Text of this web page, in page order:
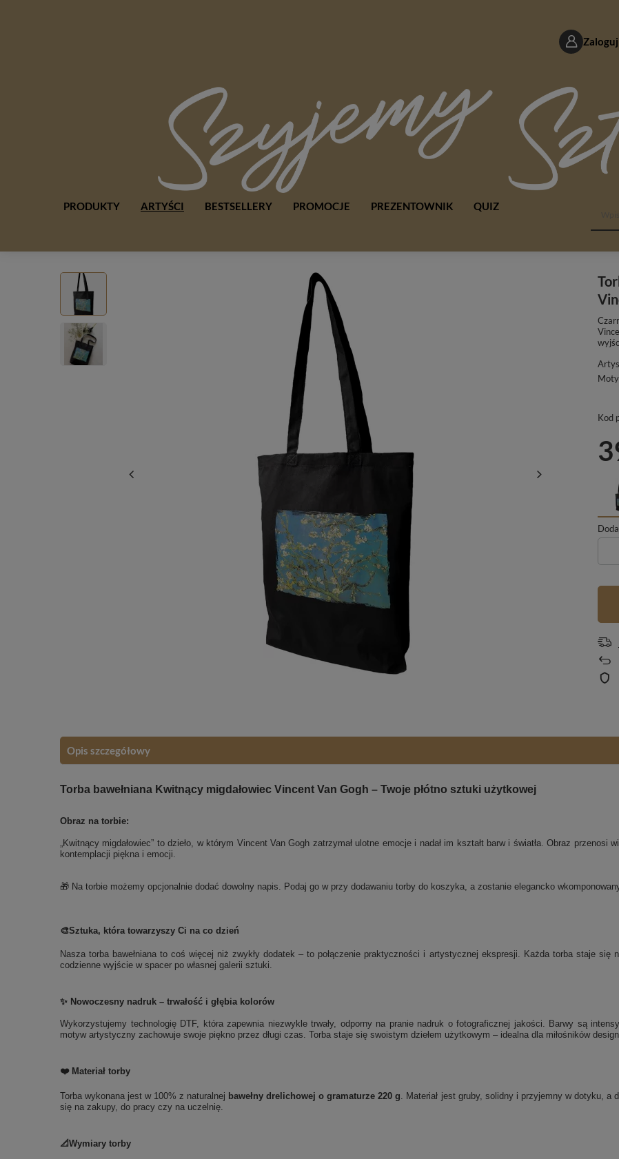
PRODUKTY ARTYŚCI BESTSELLERY PROMOCJE PREZENTOWNIK QUIZ
Kod
Opis szczegółowy
Torba bawełniana Kwitnący migdałowiec Vincent Van Gogh – Twoje płótno sztuki użytkowej
Obraz na torbie:
„Kwitnący migdałowiec” to dzieło, w którym Vincent Van Gogh zatrzymał ulotne emocje i nadał im kształt barw i światła. Obraz
kontemplacji piękna i emocji.
🎁 Na torbie możemy opcjonalnie dodać dowolny napis. Podaj go w przy dodawaniu torby do koszyka, a zostanie elegancko
🎨Sztuka, która towarzyszy Ci na co dzień
Nasza torba bawełniana to coś więcej niż zwykły dodatek – to połączenie praktyczności i artystycznej ekspresji. Każda torba staje
codzienne wyjście w spacer po własnej galerii sztuki.
✨ Nowoczesny nadruk – trwałość i głębia kolorów
Wykorzystujemy technologię DTF, która zapewnia niezwykle trwały, odporny na pranie nadruk o fotograficznej jakości. Barwy są
motyw artystyczny zachowuje swoje piękno przez długi czas. Torba staje się swoistym dziełem użytkowym – idealna dla miłośników
❤️ Materiał torby
Torba wykonana jest w 100% z naturalnej bawełny drelichowej o gramaturze 220 g . Materiał jest gruby, solidny i przyjemny w dotyku,
się na zakupy, do pracy czy na uczelnię.
📐Wymiary torby